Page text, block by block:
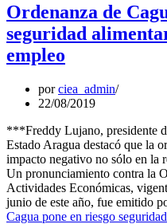
Ordenanza de
seguridad
empleo
porciea_admin
22/08/2019
***Freddy Lujano, presidente
Estado Aragua destacó que la
impacto negativo no sólo en la
Un pronunciamiento contra la
Actividades Económicas,
junio de este año, fue emitido
Cagua pone en riesgo